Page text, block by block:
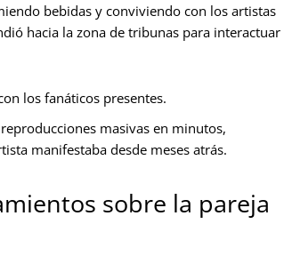
bebidas y conviviendo con los artistas
hacia la zona de tribunas para interactuar
los fanáticos presentes.
masivas en minutos,
manifestaba desde meses atrás.
sobre la pareja